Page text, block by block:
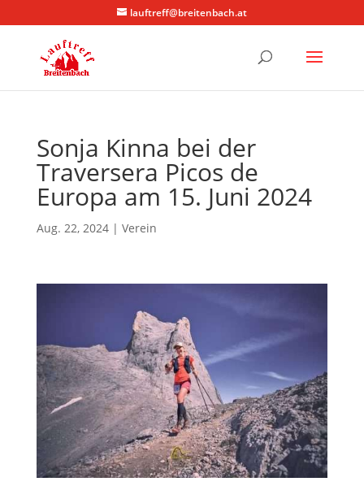
lauftreff@breitenbach.at
Sonja Kinna bei der
Traversera Picos de
Europa am 15. Juni 2024
Aug. 22, 2024| Verein